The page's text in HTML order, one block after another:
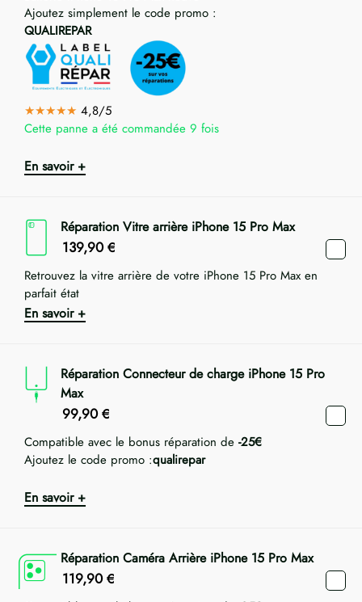
Ajoutez simplement le code promo :
QUALIREPAR
★★★★★ 4,8/5
Cette panne a été commandée 9 fois
En savoir +
Réparation Vitre arrière iPhone 15 Pro Max
139,90 €
Retrouvez la vitre arrière de votre iPhone 15 Pro Max en
parfait état
En savoir +
Réparation Connecteur de charge iPhone 15 Pro
Max
99,90 €
Compatible avec le bonus réparation de -25€
Ajoutez le code promo :qualirepar
En savoir +
Réparation Caméra Arrière iPhone 15 Pro Max
119,90 €